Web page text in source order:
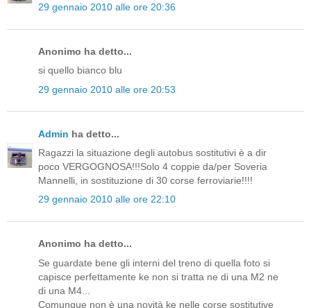
29 gennaio 2010 alle ore 20:36
Anonimo ha detto...
si quello bianco blu
29 gennaio 2010 alle ore 20:53
Admin ha detto...
Ragazzi la situazione degli autobus sostitutivi è a dir
poco VERGOGNOSA!!!Solo 4 coppie da/per Soveria
Mannelli, in sostituzione di 30 corse ferroviarie!!!!
29 gennaio 2010 alle ore 22:10
Anonimo ha detto...
Se guardate bene gli interni del treno di quella foto si
capisce perfettamente ke non si tratta ne di una M2 ne
di una M4...
Comunque non è una novità ke nelle corse sostitutive